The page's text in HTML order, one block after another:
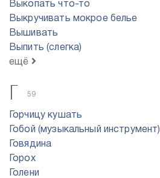
Выкопать что-то
Выкручивать мокрое белье
Вышивать
Выпить (слегка)
ещё
Г 59
Горчицу кушать
Гобой (музыкальный инструмент)
Говядина
Горох
Голени